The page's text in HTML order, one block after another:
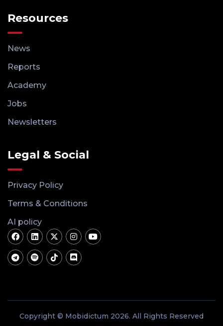
Resources
News
Reports
Academy
Jobs
Newsletters
Legal & Social
Privacy Policy
Terms & Conditions
AI policy
Copyright © Mobidictum 2026. All Rights Reserved